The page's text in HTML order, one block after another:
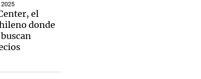
el
donde